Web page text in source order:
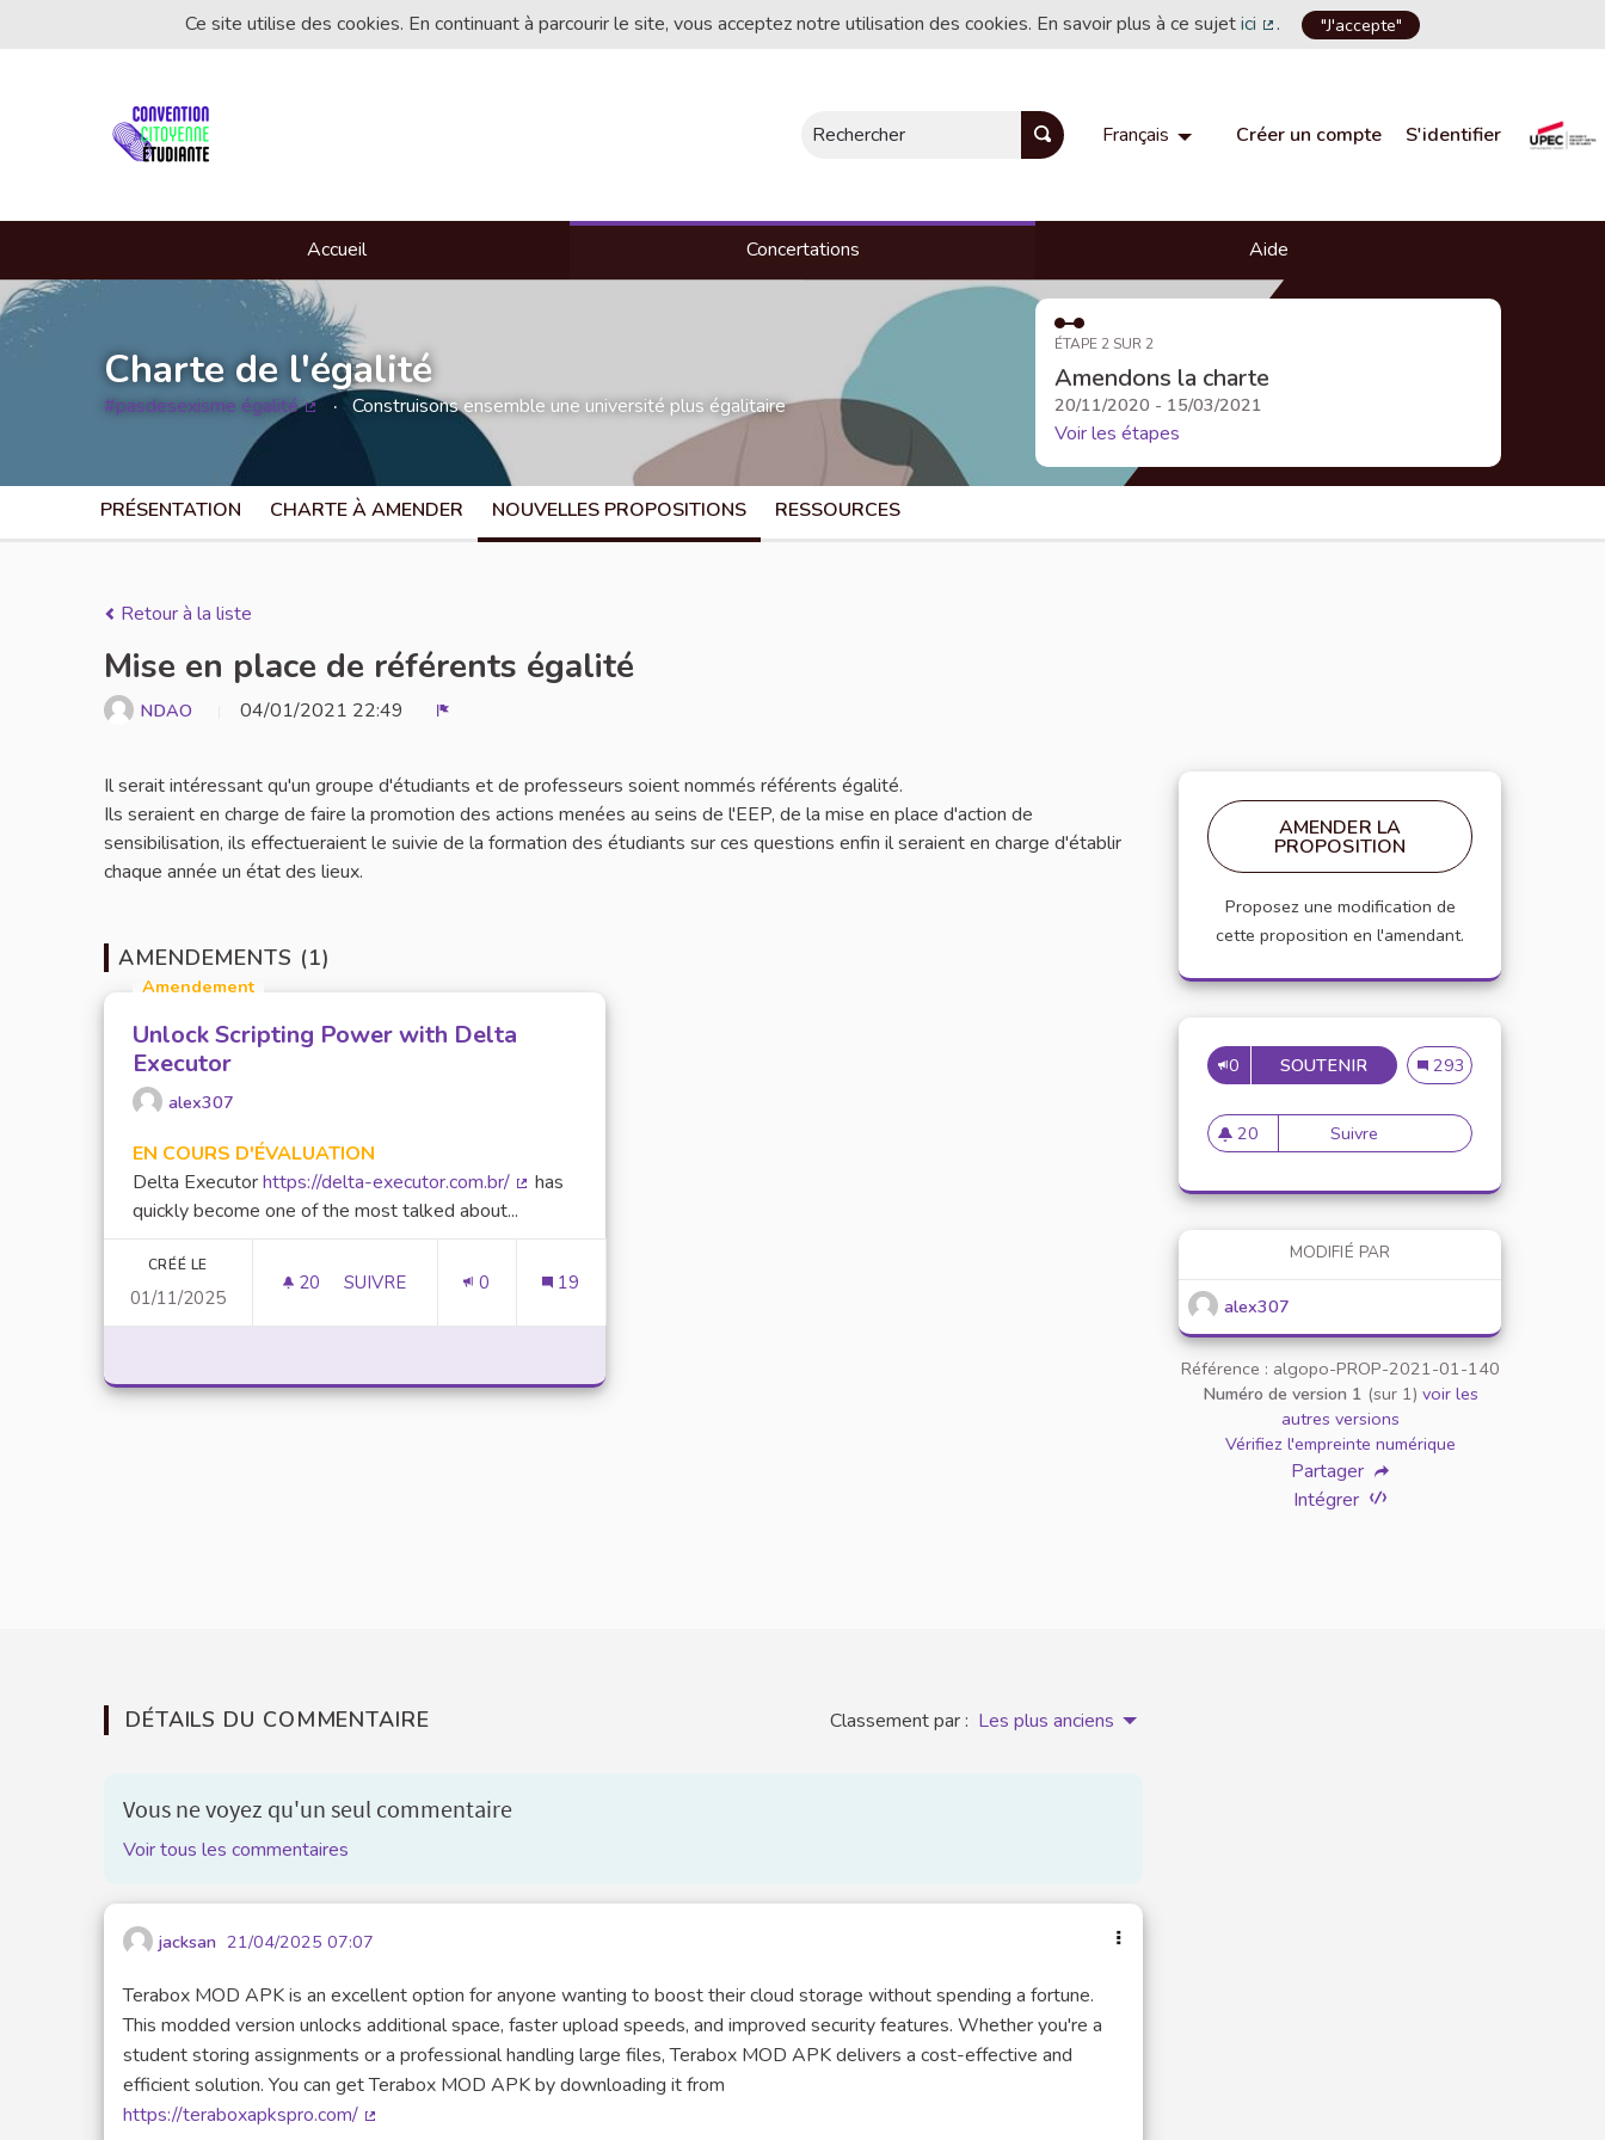
Ce site utilise des cookies. En continuant à parcourir le site, vous acceptez notre utilisation des cookies. En savoir plus à ce sujetici
(Lien externe)
. "J'accepte"
Rechercher Français Choisir la langueChoose language
Créer un compte S'identifier
Accueil Concertations Aide
Charte de l'égalité
#pasdesexisme égalité Construisons ensemble une université plus égalitaire
ÉTAPE 2 SUR 2
Amendons la charte
20/11/2020 - 15/03/2021
Voir les étapes
PRÉSENTATION CHARTE À AMENDER NOUVELLES PROPOSITIONS RESSOURCES
Retour à la liste
Mise en place de référents égalité
NDAO 04/01/2021 22:49
Il serait intéressant qu'un groupe d'étudiants et de professeurs soient nommés référents égalité.
Ils seraient en charge de faire la promotion des actions menées au seins de l'EEP, de la mise en place d'action de
sensibilisation, ils effectueraient le suivie de la formation des étudiants sur ces questions enfin il seraient en charge d'établir
chaque année un état des lieux.
AMENDEMENTS (1)
Amendement
Unlock Scripting Power with Delta
Executor
alex307
EN COURS D'ÉVALUATION
Delta Executorhttps://delta-executor.com.br/
has
quickly become one of the most talked about...
CRÉÉ LE
01/11/2025
20 20 ABONNÉS
SUIVRE 0 19
AMENDER LA
PROPOSITION
Proposez une modification de
cette proposition en l'amendant.
0 SOUTENIR MISE EN PLACE DE
Mise en place de
293
20
20 abonnés
Suivre Mise en place de référents
MODIFIÉ PAR
alex307
Référence : algopo-PROP-2021-01-140
Numéro de version 1 (sur 1) voir les
autres versions
Vérifiez l'empreinte numérique
Partager
Intégrer
DÉTAILS DU COMMENTAIRE Classement par : Les plus anciens
Vous ne voyez qu'un seul commentaire
Voir tous les commentaires
jacksan 21/04/2025 07:07
Terabox MOD APK is an excellent option for anyone wanting to boost their cloud storage without spending a fortune.
This modded version unlocks additional space, faster upload speeds, and improved security features. Whether you're a
student storing assignments or a professional handling large files, Terabox MOD APK delivers a cost-effective and
efficient solution. You can get Terabox MOD APK by downloading it from
https://teraboxapkspro.com/